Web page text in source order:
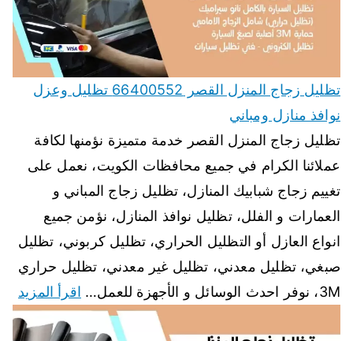
تظليل زجاج المنزل القصر 66400552 تظليل وعزل
نوافذ منازل ومباني
تظليل زجاج المنزل القصر خدمة متميزة نؤمنها لكافة
عملائنا الكرام في جميع محافظات الكويت، نعمل على
تغييم زجاج شبابيك المنازل، تظليل زجاج المباني و
العمارات و الفلل، تظليل نوافذ المنازل، نؤمن جميع
انواع العازل أو التظليل الحراري، تظليل كربوني، تظليل
صبغي، تظليل معدني، تظليل غير معدني، تظليل حراري
3M، نوفر احدث الوسائل و الأجهزة للعمل…
اقرأ المزيد